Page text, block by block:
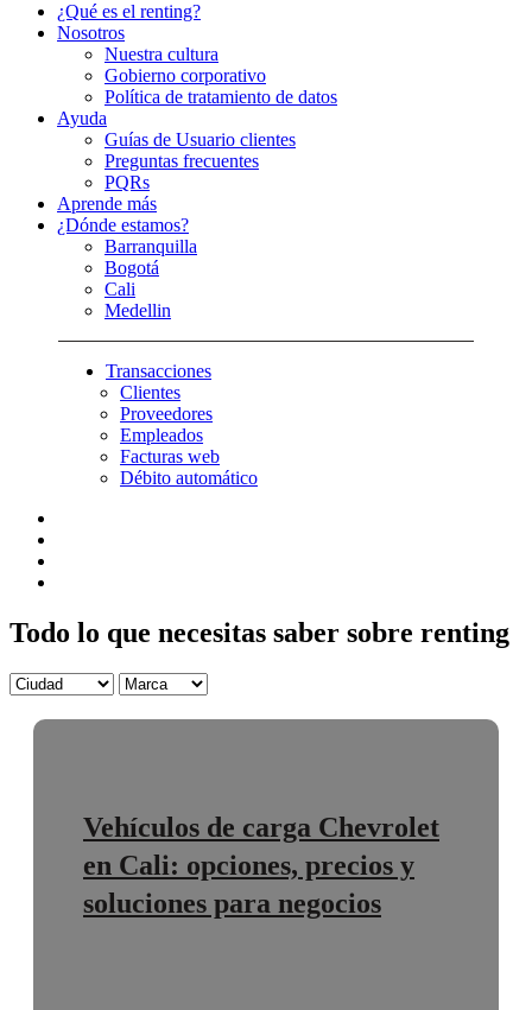
¿Qué es el renting?
Nosotros
Nuestra cultura
Gobierno corporativo
Política de tratamiento de datos
Ayuda
Guías de Usuario clientes
Preguntas frecuentes
PQRs
Aprende más
¿Dónde estamos?
Barranquilla
Bogotá
Cali
Medellin
Transacciones
Clientes
Proveedores
Empleados
Facturas web
Débito automático
Todo lo que necesitas saber sobre renting
Vehículos de carga Chevrolet
en Cali: opciones, precios y
soluciones para negocios